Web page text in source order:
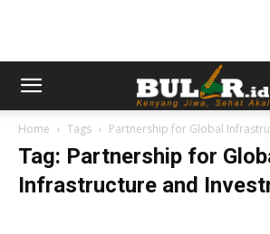
Home Tags Partnership for Global
Tag: Partnership for
Infrastructure and